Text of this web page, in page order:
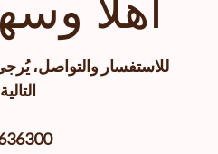
للاستفسار والتواصل،